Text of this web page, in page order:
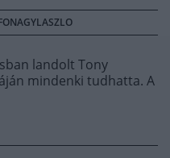
landolt Tony
mindenki tudhatta. A